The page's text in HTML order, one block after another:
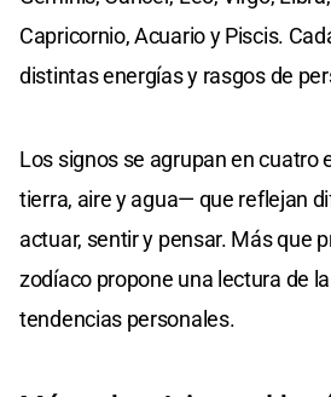
Capricornio, Acuario y Piscis.
distintas energías y rasgos de
Los signos se agrupan en
tierra, aire y agua— que reflejan
actuar, sentir y pensar. Más que
zodíaco propone una lectura de
tendencias personales.